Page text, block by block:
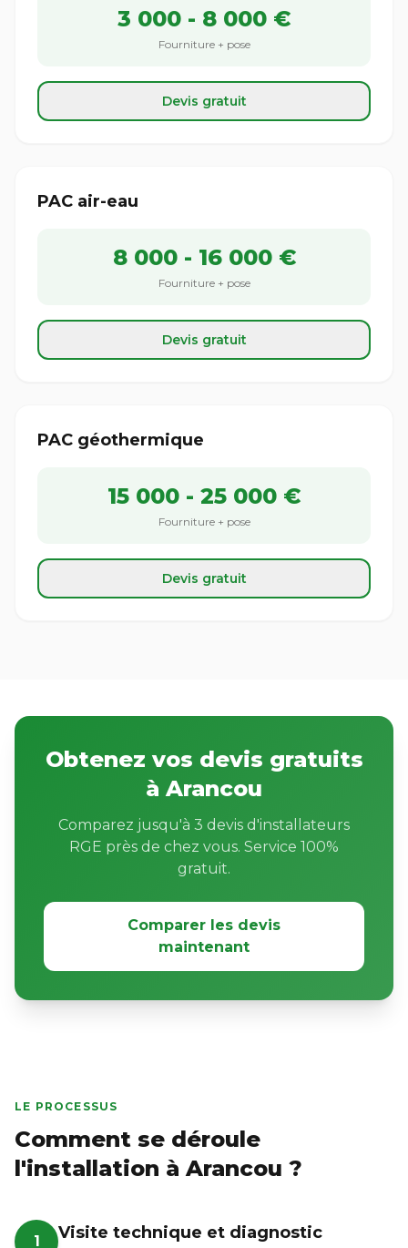
3 000 - 8 000 €
Fourniture + pose
Devis gratuit
PAC air-eau
8 000 - 16 000 €
Fourniture + pose
Devis gratuit
PAC géothermique
15 000 - 25 000 €
Fourniture + pose
Devis gratuit
Obtenez vos devis gratuits
à Arancou
Comparez jusqu'à 3 devis d'installateurs
RGE près de chez vous. Service 100%
gratuit.
Comparer les devis
maintenant
LE PROCESSUS
Comment se déroule
l'installation à Arancou ?
1 Visite technique et diagnostic